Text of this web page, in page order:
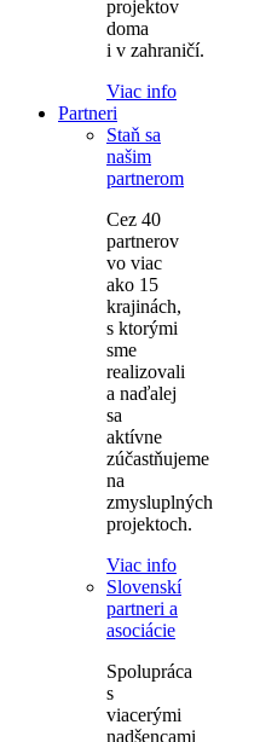
projektov
doma
i v zahraničí.
Viac info
Partneri
Staň sa
našim
partnerom
Cez 40
partnerov
vo viac
ako 15
krajinách,
s ktorými
sme
realizovali
a naďalej
sa
aktívne
zúčastňujeme
na
zmysluplných
projektoch.
Viac info
Slovenskí
partneri a
asociácie
Spolupráca
s
viacerými
nadšencami